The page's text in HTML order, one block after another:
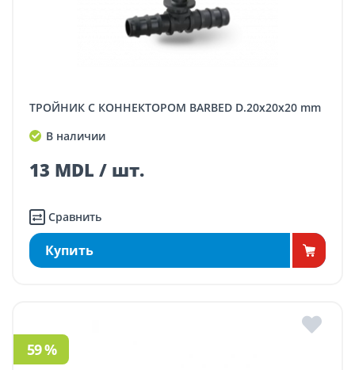
ТРОЙНИК С КОННЕКТОРОМ BARBED D.20x20x20 mm
В наличии
13 MDL / шт.
Сравнить
Купить
59 %